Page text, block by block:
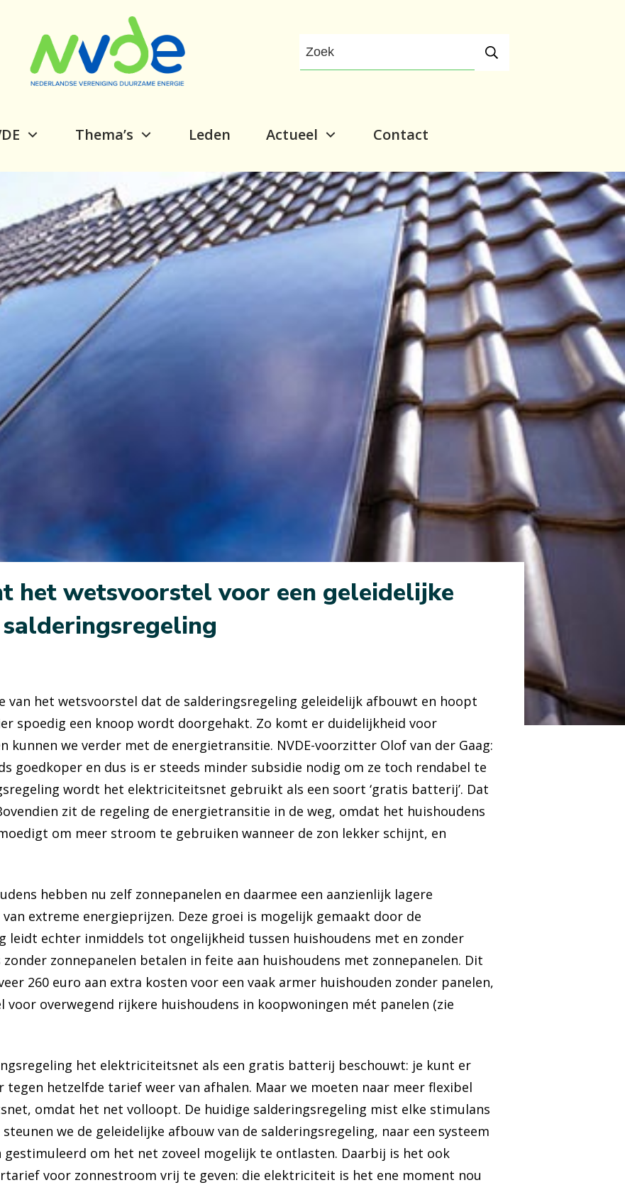
Thema’s Leden Actueel Contact
het wetsvoorstel voor een geleidelijke
van het wetsvoorstel dat de salderingsregeling geleidelijk afbouwt en hoopt
spoedig een knoop wordt doorgehakt. Zo komt er duidelijkheid voor
kunnen we verder met de energietransitie. NVDE-voorzitter Olof van der Gaag:
goedkoper en dus is er steeds minder subsidie nodig om ze toch rendabel te
wordt het elektriciteitsnet gebruikt als een soort ‘gratis batterij’. Dat
zit de regeling de energietransitie in de weg, omdat het huishoudens
om meer stroom te gebruiken wanneer de zon lekker schijnt, en
hebben nu zelf zonnepanelen en daarmee een aanzienlijk lagere
extreme energieprijzen. Deze groei is mogelijk gemaakt door de
leidt echter inmiddels tot ongelijkheid tussen huishoudens met en zonder
zonder zonnepanelen betalen in feite aan huishoudens met zonnepanelen. Dit
260 euro aan extra kosten voor een vaak armer huishouden zonder panelen,
voor overwegend rijkere huishoudens in koopwoningen mét panelen (zie
het elektriciteitsnet als een gratis batterij beschouwt: je kunt er
hetzelfde tarief weer van afhalen. Maar we moeten naar meer flexibel
omdat het net volloopt. De huidige salderingsregeling mist elke stimulans
we de geleidelijke afbouw van de salderingsregeling, naar een systeem
gestimuleerd om het net zoveel mogelijk te ontlasten. Daarbij is het ook
voor zonnestroom vrij te geven: die elektriciteit is het ene moment nou